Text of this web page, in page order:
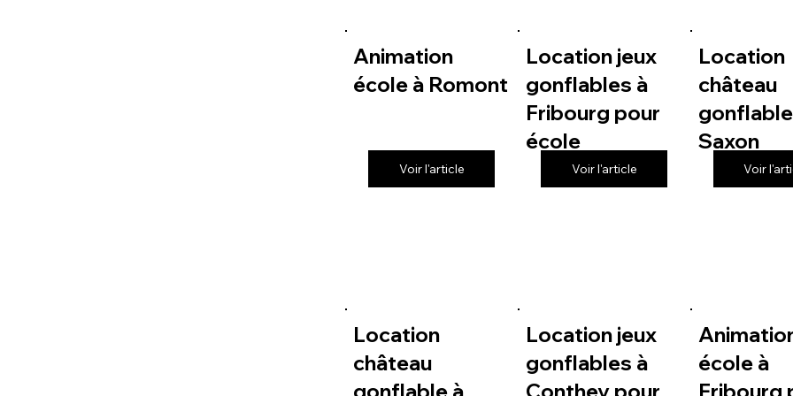
Animation
école à Romont
Voir l'article
Location jeux
gonflables à
Fribourg pour
école
Voir l'article
Location
château
Saxon
Voir
Location
château
gonflable à
Location jeux
gonflables à
Conthey pour
école à
Fribourg